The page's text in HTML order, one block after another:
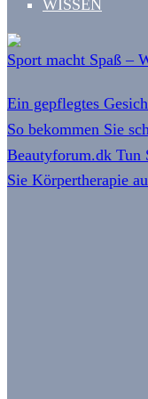
WISSEN
Sport macht Spaß –
Ein gepflegtes
So bekommen Sie
Beautyforum.dk Tun
Sie Körpertherapie